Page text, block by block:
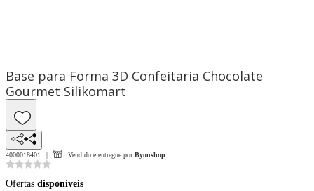
Base para Forma 3D Confeitaria Chocolate
Gourmet Silikomart
4000018401 Vendido e entregue por Byoushop
Ofertas disponíveis